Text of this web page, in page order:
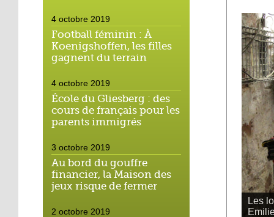
4 octobre 2019
Football féminin : À
Koenigshoffen, les filles
gagnent du terrain
4 octobre 2019
École du Gliesberg : des
cours de français pour les
parents immigrés
3 octobre 2019
Au bord du gouffre
financier, la Maison des
jeux risque de fermer
2 octobre 2019